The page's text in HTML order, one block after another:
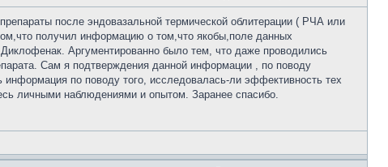
после эндовазальной термической облитерации ( РЧА или
получил информацию о том,что якобы,поле данных
Аргументированно было тем, что даже проводились
Сам я подтверждения данной информации , по поводу
по поводу того, исследовалась-ли эффективность тех
личными наблюдениями и опытом. Заранее спасибо.